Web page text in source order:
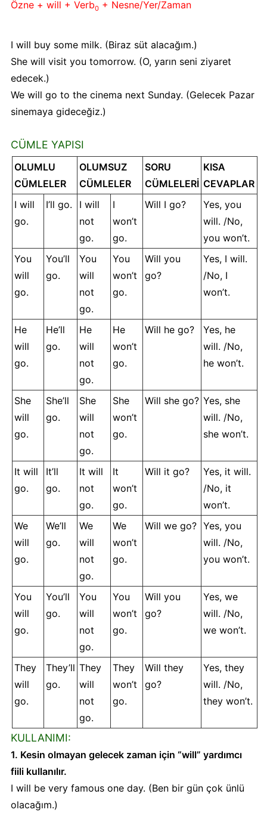
Özne + will + Verb0+ Nesne/Yer/Zaman
I will buy some milk. (Biraz süt alacağım.)
She will visit you tomorrow. (O, yarın seni ziyaret
edecek.)
We will go to the cinema next Sunday. (Gelecek Pazar
sinemaya gideceğiz.)
CÜMLE YAPISI
OLUMLU
CÜMLELER
OLUMSUZ
CÜMLELER
SORU
CÜMLELERİ
KISA
CEVAPLAR
I will
go.
I’ll go.
I will
not
go.
I
won’t
go.
Will I go?
Yes, you
will. /No,
you won’t.
You
will
go.
You’ll
go.
You
will
not
go.
You
won’t
go.
Will you
go?
Yes, I will.
/No, I
won’t.
He
will
go.
He’ll
go.
He
will
not
go.
He
won’t
go.
Will he go?
Yes, he
will. /No,
he won’t.
She
will
go.
She’ll
go.
She
will
not
go.
She
won’t
go.
Will she go? Yes, she
will. /No,
she won’t.
It will
go.
It’ll
go.
It will
not
go.
It
won’t
go.
Will it go?
Yes, it will.
/No, it
won’t.
We
will
go.
We’ll
go.
We
will
not
go.
We
won’t
go.
Will we go? Yes, you
will. /No,
you won’t.
You
will
go.
You’ll
go.
You
will
not
go.
You
won’t
go.
Will you
go?
Yes, we
will. /No,
we won’t.
They
will
go.
They’ll
go.
They
will
not
go.
They
won’t
go.
Will they
go?
Yes, they
will. /No,
they won’t.
KULLANIMI:
1. Kesin olmayan gelecek zaman için “will” yardımcı
fiili kullanılır.
I will be very famous one day. (Ben bir gün çok ünlü
olacağım.)